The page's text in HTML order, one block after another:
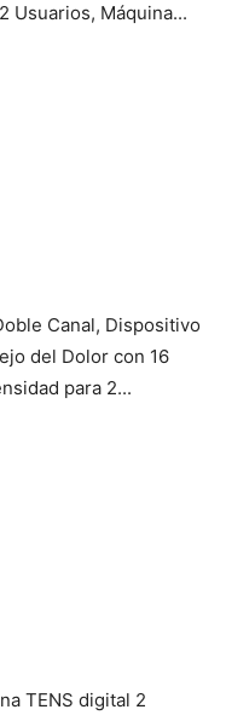
Usuarios, Máquina...
Canal, Dispositivo
del Dolor con 16
para 2...
TENS digital 2